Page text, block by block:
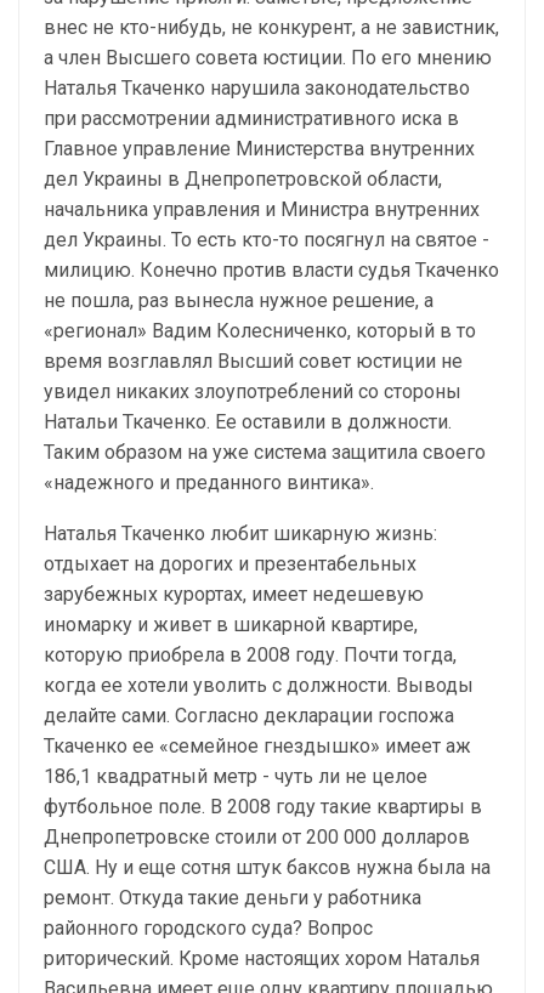
внес не кто-нибудь, не конкурент, а не завистник,
а член Высшего совета юстиции. По его мнению
Наталья Ткаченко нарушила законодательство
при рассмотрении административного иска в
Главное управление Министерства внутренних
дел Украины в Днепропетровской области,
начальника управления и Министра внутренних
дел Украины. То есть кто-то посягнул на святое -
милицию. Конечно против власти судья Ткаченко
не пошла, раз вынесла нужное решение, а
«регионал» Вадим Колесниченко, который в то
время возглавлял Высший совет юстиции не
увидел никаких злоупотреблений со стороны
Натальи Ткаченко. Ее оставили в должности.
Таким образом на уже система защитила своего
«надежного и преданного винтика».
Наталья Ткаченко любит шикарную жизнь:
отдыхает на дорогих и презентабельных
зарубежных курортах, имеет недешевую
иномарку и живет в шикарной квартире,
которую приобрела в 2008 году. Почти тогда,
когда ее хотели уволить с должности. Выводы
делайте сами. Согласно декларации госпожа
Ткаченко ее «семейное гнездышко» имеет аж
186,1 квадратный метр - чуть ли не целое
футбольное поле. В 2008 году такие квартиры в
Днепропетровске стоили от 200 000 долларов
США. Ну и еще сотня штук баксов нужна была на
ремонт. Откуда такие деньги у работника
районного городского суда? Вопрос
риторический. Кроме настоящих хором Наталья